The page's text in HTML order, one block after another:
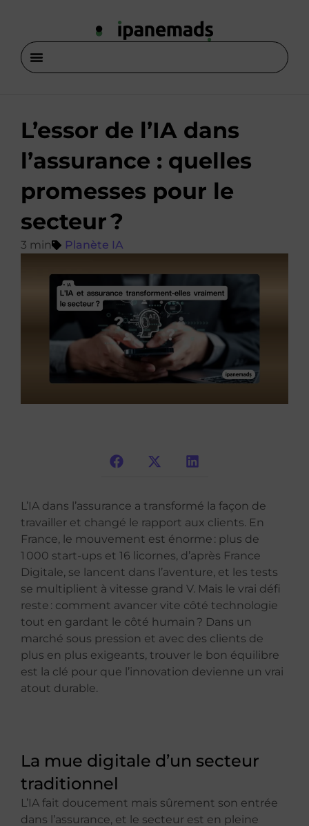
L’essor de l’IA dans
l’assurance : quelles
promesses pour le
secteur ?
Planète IA
L’IA dans l’assurance a transformé la façon de
travailler et changé le rapport aux clients. En
France, le mouvement est énorme : plus de
1 000 start-ups et 16 licornes, d’après France
Digitale, se lancent dans l’aventure, et les tests
se multiplient à vitesse grand V. Mais le vrai défi
reste : comment avancer vite côté technologie
tout en gardant le côté humain ? Dans un
marché sous pression et avec des clients de
plus en plus exigeants, trouver le bon équilibre
est la clé pour que l’innovation devienne un vrai
atout durable.
La mue digitale d’un secteur
traditionnel
L’IA fait doucement mais sûrement son entrée
dans l’assurance, et le secteur est en pleine